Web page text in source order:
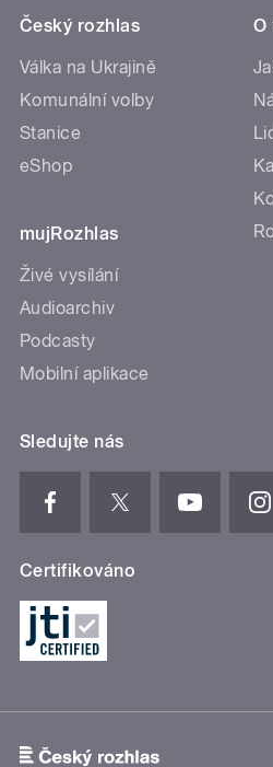
Český rozhlas
Válka na Ukrajině
Komunální volby
Stanice
eShop
mujRozhlas
Živé vysílání
Audioarchiv
Podcasty
Mobilní aplikace
O
Sledujte nás
Certifikováno